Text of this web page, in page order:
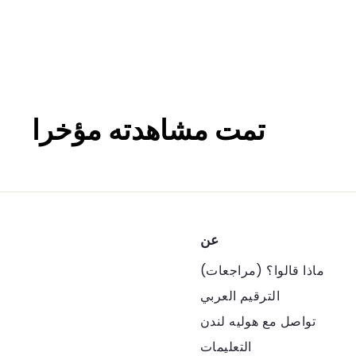
تمت مشاهدته مؤخرا
عن
ماذا قالوا؟ (مراجعات)
الترقيم العربي
تواصل مع هوليه لندن
التعليمات